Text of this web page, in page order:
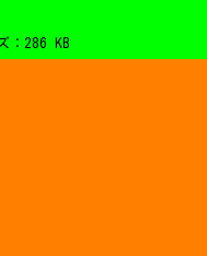
：286 KB